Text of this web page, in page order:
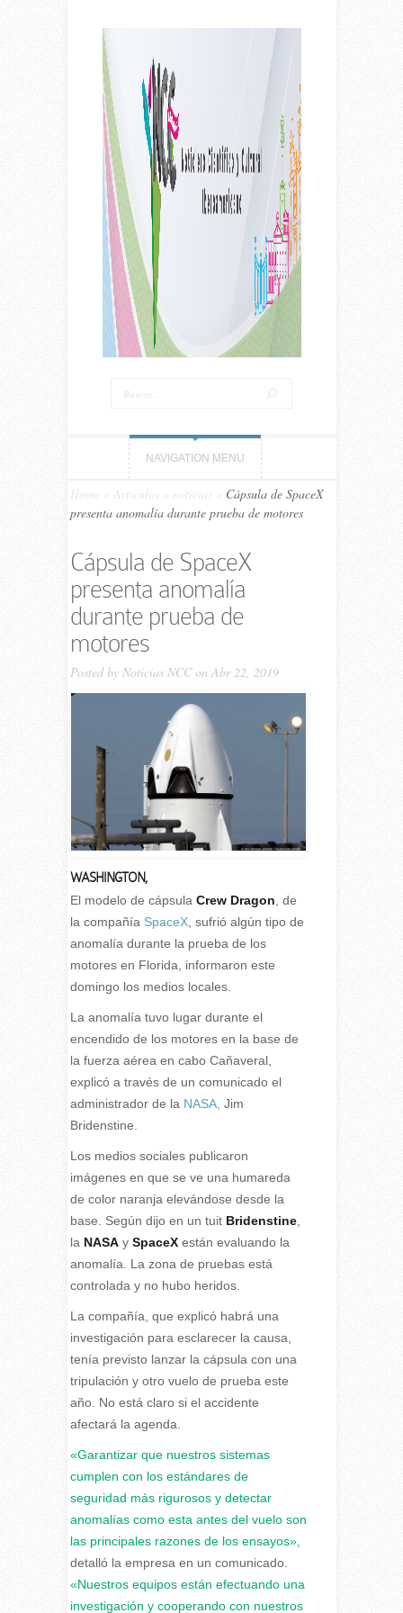
NAVIGATION MENU
Home Artículos o noticias
Cápsula de SpaceX
presenta anomalía durante prueba de motores
Cápsula de SpaceX
presenta anomalía
durante prueba de
motores
Posted by Noticias NCCon Abr 22, 2019
WASHINGTON,
El modelo de cápsula Crew Dragon, de
la compañía SpaceX, sufrió algún tipo de
anomalía durante la prueba de los
motores en Florida, informaron este
domingo los medios locales.
La anomalía tuvo lugar durante el
encendido de los motores en la base de
la fuerza aérea en cabo Cañaveral,
explicó a través de un comunicado el
administrador de la NASA, Jim
Bridenstine.
Los medios sociales publicaron
imágenes en que se ve una humareda
de color naranja elevándose desde la
base. Según dijo en un tuit Bridenstine,
la NASAy SpaceXestán evaluando la
anomalía. La zona de pruebas está
controlada y no hubo heridos.
La compañía, que explicó habrá una
investigación para esclarecer la causa,
tenía previsto lanzar la cápsula con una
tripulación y otro vuelo de prueba este
año. No está claro si el accidente
afectará la agenda.
«Garantizar que nuestros sistemas
cumplen con los estándares de
seguridad más rigurosos y detectar
anomalías como esta antes del vuelo son
las principales razones de los ensayos»,
detalló la empresa en un comunicado.
«Nuestros equipos están efectuando una
investigación y cooperando con nuestros